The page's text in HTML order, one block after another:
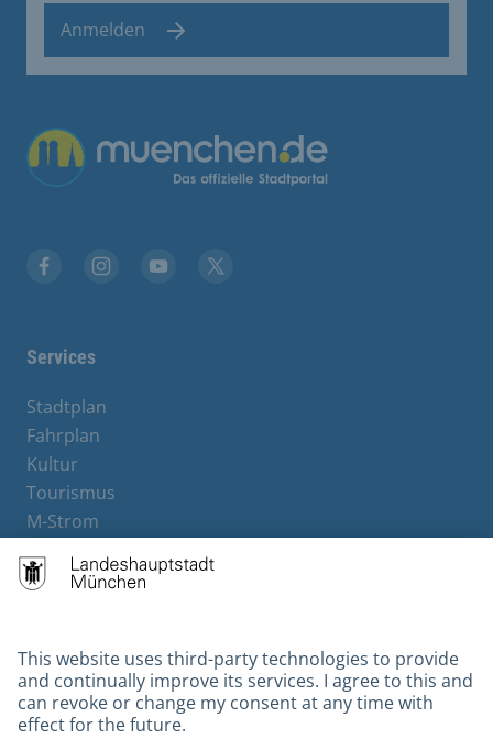
Anmelden
Übergreifende Links
Services
Stadtplan
Fahrplan
Kultur
Tourismus
M-Strom
Hotels
Contact
Barrierefreiheit
Leichte Sprache